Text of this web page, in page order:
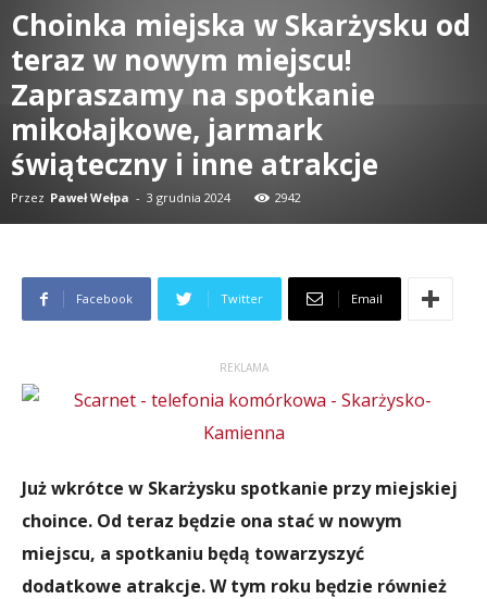
Choinka miejska w Skarżysku od
teraz w nowym miejscu!
Zapraszamy na spotkanie
mikołajkowe, jarmark
świąteczny i inne atrakcje
Przez Paweł Wełpa - 3 grudnia 2024 2942
Facebook Twitter Email
REKLAMA
Już wkrótce w Skarżysku spotkanie przy miejskiej
choince. Od teraz będzie ona stać w nowym
miejscu, a spotkaniu będą towarzyszyć
dodatkowe atrakcje. W tym roku będzie również